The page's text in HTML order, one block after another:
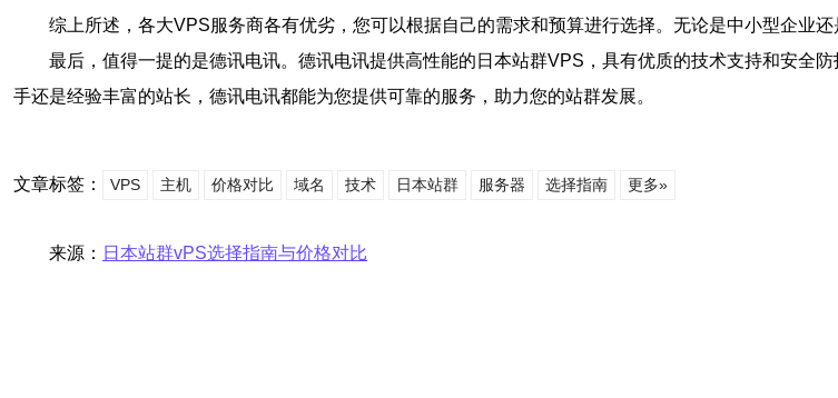
综上所述，各大VPS服务商各有优劣，您可以根据自己的需求和预算进行选择。无论是中小型企业
最后，值得一提的是德讯电讯。德讯电讯提供高性能的日本站群VPS，具有优质的技术支持和安全
手还是经验丰富的站长，德讯电讯都能为您提供可靠的服务，助力您的站群发展。
文章标签： VPS 主机 价格对比 域名 技术 日本站群 服务器 选择指南 更多»
来源： 日本站群vPS选择指南与价格对比